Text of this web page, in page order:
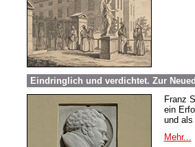
Eindringlich und verdichtet. Zur
Franz
ein
und
Mehr...